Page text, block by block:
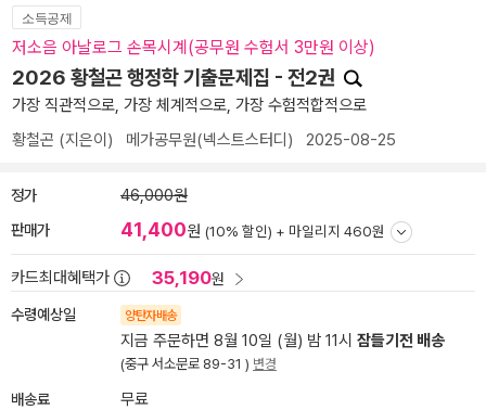
소득공제
저소음 아날로그 손목시계(공무원 수험서 3만원 이상)
2026 황철곤 행정학 기출문제집 - 전2권
가장 직관적으로, 가장 체계적으로, 가장 수험적합적으로
황철곤 (지은이) 메가공무원(넥스트스터디) 2025-08-25
정가 46,000원
판매가 41,400원 (10% 할인) + 마일리지 460원
카드최대혜택가 35,190원
수령예상일 양탄자배송
지금 주문하면 8월 10일 (월) 밤 11시 잠들기전 배송
(중구 서소문로 89-31 ) 변경
배송료
무료